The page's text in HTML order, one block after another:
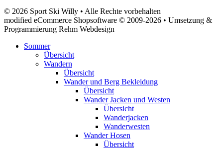
© 2026 Sport Ski Willy • Alle Rechte vorbehalten
modified eCommerce Shopsoftware © 2009-2026 • Umsetzung &
Programmierung Rehm Webdesign
Sommer
Übersicht
Wandern
Übersicht
Wander und Berg Bekleidung
Übersicht
Wander Jacken und Westen
Übersicht
Wanderjacken
Wanderwesten
Wander Hosen
Übersicht